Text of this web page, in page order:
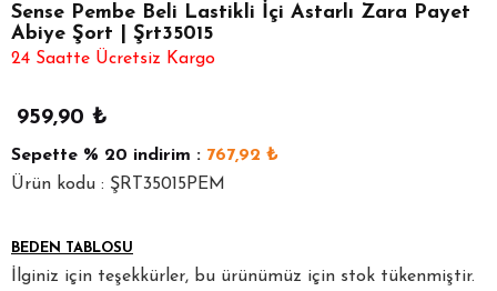
Sense Pembe Beli Lastikli İçi Astarlı Zara Payet
Abiye Şort | Şrt35015
24 Saatte Ücretsiz Kargo
959,90 ₺
Sepette % 20 indirim : 767,92 ₺
Ürün kodu : ŞRT35015PEM
BEDEN TABLOSU
İlginiz için teşekkürler, bu ürünümüz için stok tükenmiştir.